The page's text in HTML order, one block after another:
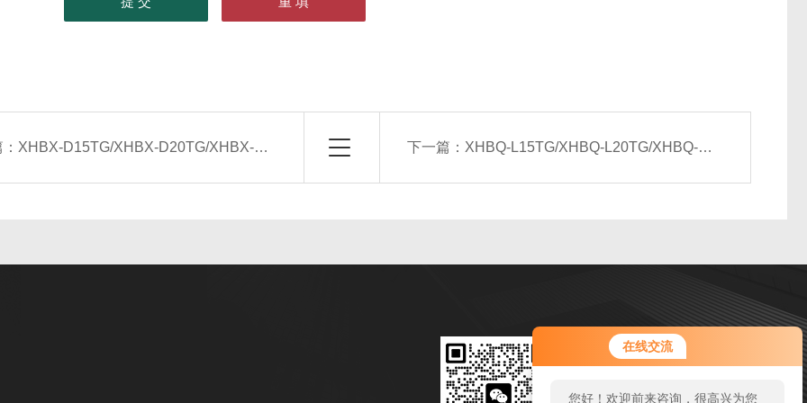
在线交流
您好！欢迎前来咨询，很高兴为您
XHBX-D15TG/XHBX-D20TG/XHBX-D25TG/XHBX-D30TG吊顶式新风换气 下一篇： XHBQ-L15TG/XHBQ-L20TG/XHBQ-L25TG/XHBQ-L30TG立式新风换气机
扫码加微信